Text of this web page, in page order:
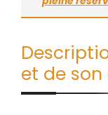
et de